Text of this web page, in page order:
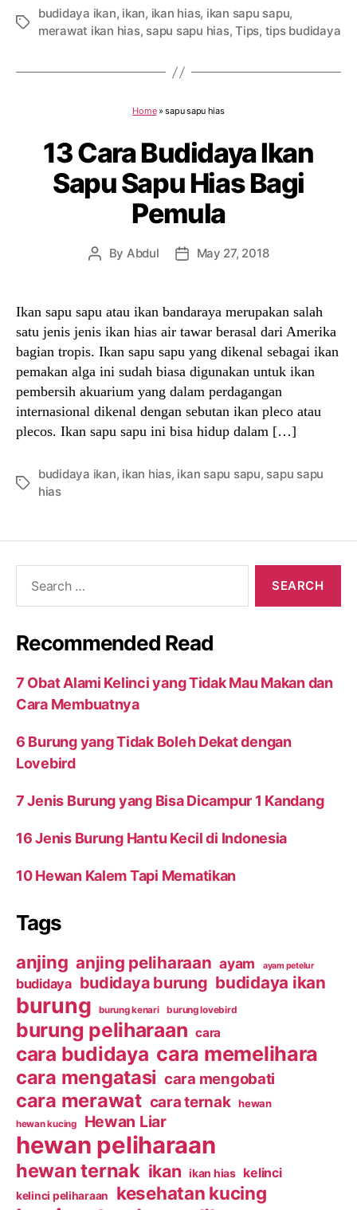
Tags
budidaya ikan, ikan, ikan hias, ikan sapu sapu,
merawat ikan hias, sapu sapu hias,Tips, tips budidaya
Home»sapu sapu hias
13 Cara Budidaya Ikan
Sapu Sapu Hias Bagi
Pemula
Post
By Abdul
PostMay 27, 2018
Ikan sapu sapu atau ikan bandaraya merupakan salah
satu jenis jenis ikan hias air tawar berasal dari Amerika
bagian tropis. Ikan sapu sapu yang dikenal sebagai ikan
pemakan alga ini sudah biasa digunakan untuk ikan
pembersih akuarium yang dalam perdagangan
internasional dikenal dengan sebutan ikan pleco atau
plecos. Ikan sapu sapu ini bisa hidup dalam […]
Tags
budidaya ikan, ikan hias, ikan sapu sapu, sapu sapu
hias
Recommended Read
7 Obat Alami Kelinci yang Tidak Mau Makan dan
Cara Membuatnya
6 Burung yang Tidak Boleh Dekat dengan
Lovebird
7 Jenis Burung yang Bisa Dicampur 1 Kandang
16 Jenis Burung Hantu Kecil di Indonesia
10 Hewan Kalem Tapi Mematikan
Tags
anjing anjing peliharaan ayam ayam petelur
budidaya budidaya burung budidaya ikan
burung burung kenari burung lovebird
burung peliharaan cara
cara budidaya cara memelihara
cara mengatasi cara mengobati
cara merawat cara ternak hewan
hewan kucing Hewan Liar
hewan peliharaan
hewan ternak ikan ikan hias kelinci
kelinci peliharaan kesehatan kucing